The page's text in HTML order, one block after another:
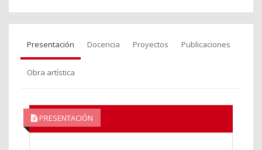
Presentación Docencia Proyectos Publicaciones
Obra artística
PRESENTACIÓN